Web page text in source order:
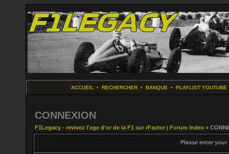
ACCUEIL • RECHERCHER• BANQUE • PLAYLIST YOUTUBE
CONNEXION
F1Legacy - revivez l'age d'or de la F1 sur rFactor | Forum Index »
Please enter